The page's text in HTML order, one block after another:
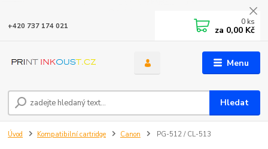
Menu
Hledat
+420 737 174 021 0 ks
za 0,00 Kč
Úvod Kompatibilní cartridge Canon PG-512 / CL-513